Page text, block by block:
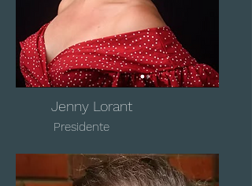
Jenny Lorant
Presidente